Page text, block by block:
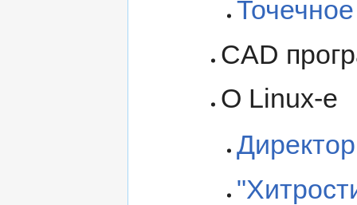
CAD
О Linux-е